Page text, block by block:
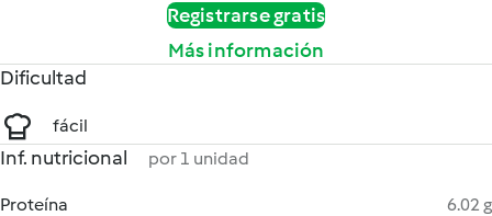
Registrarse gratis
Más información
Dificultad
fácil
Inf. nutricional por 1 unidad
Proteína
6.02 g